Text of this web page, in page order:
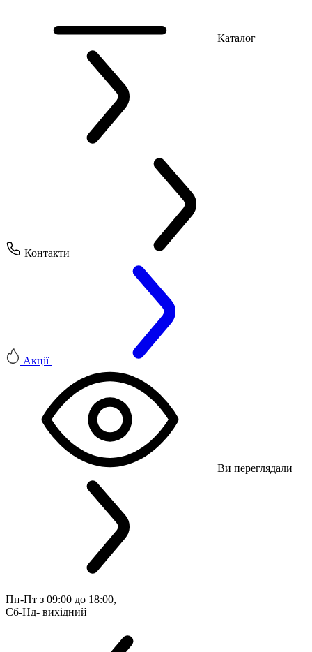
Каталог
Контакти
Акції
Ви переглядали
Пн-Пт з 09:00 до 18:00,
Сб-Нд- вихідний